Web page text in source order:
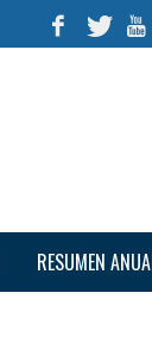
RESUMEN